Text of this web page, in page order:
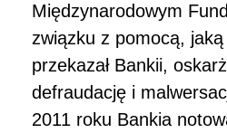
Międzynarodowym
związku z pomocą,
przekazał Bankii,
defraudację i
2011 roku Bankia